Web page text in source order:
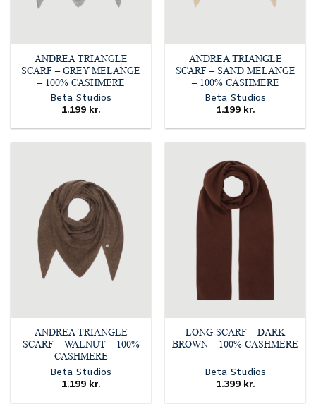
ANDREA TRIANGLE
SCARF – GREY MELANGE
– 100% CASHMERE
Beta Studios
1.199 kr.
ANDREA TRIANGLE
SCARF – SAND MELANGE
– 100% CASHMERE
Beta Studios
1.199 kr.
ANDREA TRIANGLE
SCARF – WALNUT – 100%
CASHMERE
Beta Studios
1.199 kr.
LONG SCARF – DARK
BROWN – 100% CASHMERE
Beta Studios
1.399 kr.